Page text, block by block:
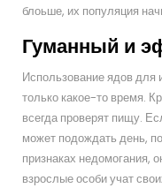
блоьше, их популяция
Гуманный и
Использование ядов для
только какое-то время.
всегда проверят пищу.
может подождать день,
признаках недомогания,
взрослые особи учат